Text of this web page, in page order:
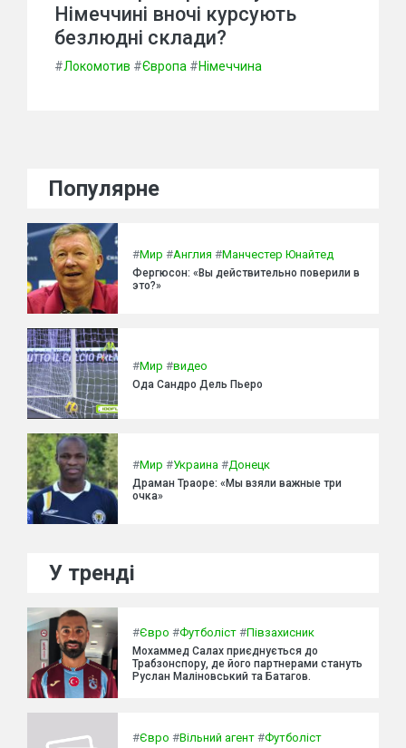
Німеччині вночі курсують
безлюдні склади?
#Локомотив #Європа #Німеччина
Популярне
#Мир #Англия #Манчестер Юнайтед
Фергюсон: «Вы действительно поверили в
это?»
#Мир #видео
Ода Сандро Дель Пьеро
#Мир #Украина #Донецк
Драман Траоре: «Мы взяли важные три
очка»
У тренді
#Євро #Футболіст #Півзахисник
Мохаммед Салах приєднується до
Трабзонспору, де його партнерами стануть
Руслан Маліновський та Батагов.
#Євро #Вільний агент #Футболіст